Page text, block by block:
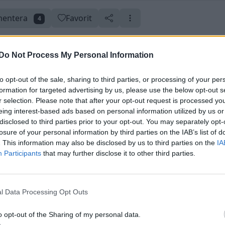
Do Not Process My Personal Information
opt-out of the sale, sharing to third parties, or processing of your
for targeted advertising by us, please use the below opt-out
selection. Please note that after your opt-out request is processed
interest-based ads based on personal information utilized by us
to third parties prior to your opt-out. You may separately
of your personal information by third parties on the IAB’s list of
This information may also be disclosed by us to third parties on the
Participants that may further disclose it to other third parties.
Data Processing Opt Outs
opt-out of the Sharing of my personal data.
4 Favorit
8 april 2024 Skapad 30 juni 2022